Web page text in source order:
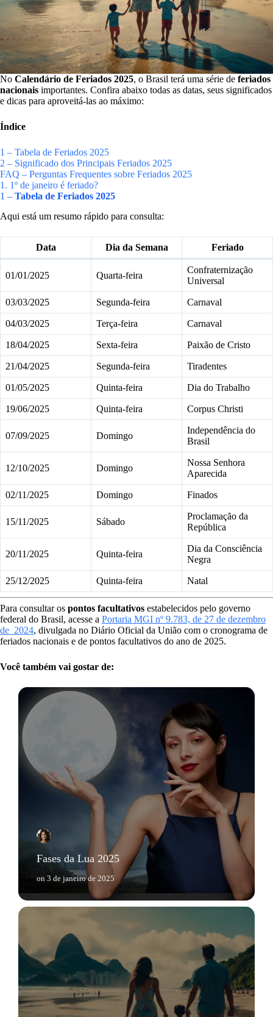
No Calendário de Feriados 2025, o Brasil terá uma série de feriados
nacionais importantes. Confira abaixo todas as datas, seus significados
e dicas para aproveitá-las ao máximo:
Índice
1 – Tabela de Feriados 2025
2 – Significado dos Principais Feriados 2025
FAQ – Perguntas Frequentes sobre Feriados 2025
1. 1º de janeiro é feriado?
1 – Tabela de Feriados 2025
Aqui está um resumo rápido para consulta:
Data Dia da Semana Feriado
01/01/2025 Quarta-feira
Confraternização
Universal
03/03/2025 Segunda-feira Carnaval
04/03/2025 Terça-feira Carnaval
18/04/2025 Sexta-feira Paixão de Cristo
21/04/2025 Segunda-feira Tiradentes
01/05/2025 Quinta-feira Dia do Trabalho
19/06/2025 Quinta-feira Corpus Christi
07/09/2025 Domingo
Independência do
Brasil
12/10/2025 Domingo
Nossa Senhora
Aparecida
02/11/2025 Domingo Finados
15/11/2025 Sábado
Proclamação da
República
20/11/2025 Quinta-feira
Dia da Consciência
Negra
25/12/2025 Quinta-feira Natal
Para consultar os pontos facultativos estabelecidos pelo governo
federal do Brasil, acesse a Portaria MGI nº 9.783, de 27 de dezembro
de 2024, divulgada no Diário Oficial da União com o cronograma de
feriados nacionais e de pontos facultativos do ano de 2025.
Você também vai gostar de:
Fases da Lua 2025
on 3 de janeiro de 2025